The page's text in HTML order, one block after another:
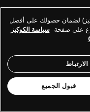
لضمان حصولك على أفضل
على صفحة سياسة الكوكيز
قبول الجميع